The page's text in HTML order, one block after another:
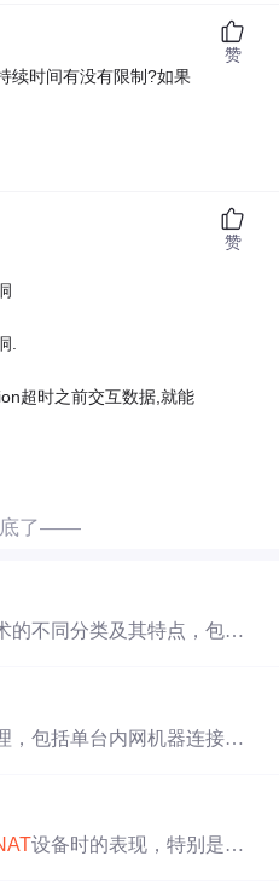
续时间有没有限制?如果
赞
.
超时之前交互数据,就能
赞
了——
的不同分类及其特点，包括
，包括单台内网机器连接外
设备时的表现，特别是在S